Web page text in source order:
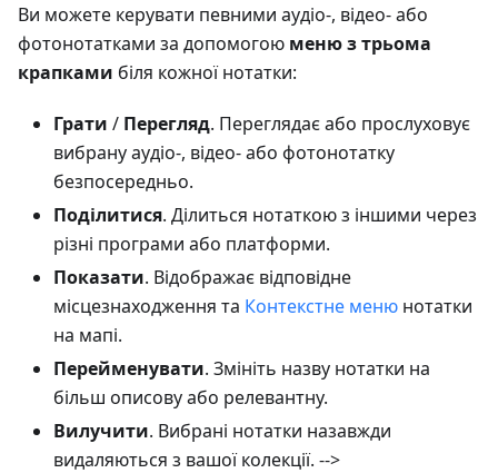
Ви можете керувати певними аудіо-, відео- або
фотонотатками за допомогою меню з трьома
крапками біля кожної нотатки:
Грати / Перегляд. Переглядає або прослуховує
вибрану аудіо-, відео- або фотонотатку
безпосередньо.
Поділитися. Ділиться нотаткою з іншими через
різні програми або платформи.
Показати. Відображає відповідне
місцезнаходження та Контекстне меню нотатки
на мапі.
Перейменувати. Змініть назву нотатки на
більш описову або релевантну.
Вилучити. Вибрані нотатки назавжди
видаляються з вашої колекції. -->